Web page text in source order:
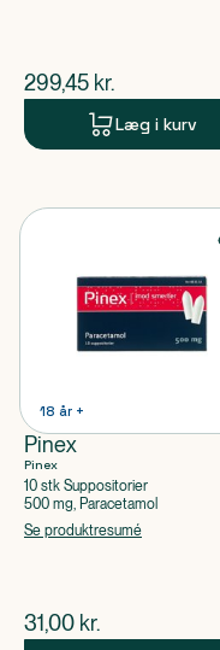
$nuværende pris
299,45 kr.
Læg i kurv
18 år +
Pinex
Pinex
10 stk Suppositorier
500 mg, Paracetamol
Se produktresumé
$nuværende pris
31,00 kr.